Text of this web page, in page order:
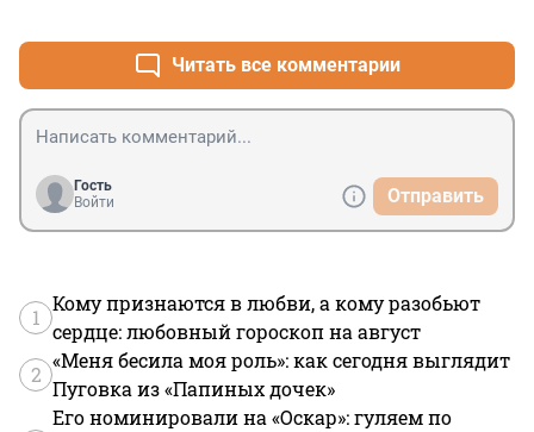
Читать все комментарии
Гость
Войти
Отправить
1
Кому признаются в любви, а кому разобьют
сердце: любовный гороскоп на август
2
«Меня бесила моя роль»: как сегодня выглядит
Пуговка из «Папиных дочек»
Его номинировали на «Оскар»: гуляем по